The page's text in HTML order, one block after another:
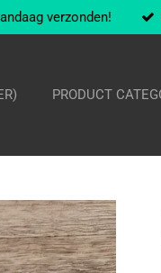
verzonden!
PRODUCT